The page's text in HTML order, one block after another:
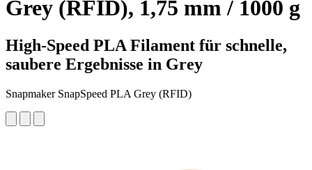
Grey (RFID), 1,75 mm / 1000 g
High-Speed PLA Filament für schnelle,
saubere Ergebnisse in Grey
Snapmaker SnapSpeed PLA Grey (RFID)